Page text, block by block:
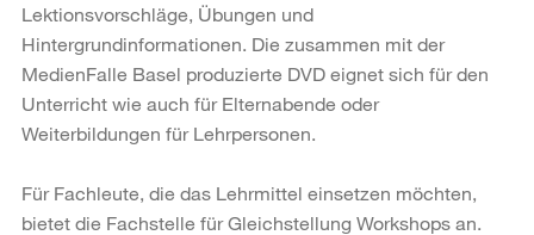
Lektionsvorschläge, Übungen und
Hintergrundinformationen. Die zusammen mit der
MedienFalle Basel produzierte DVD eignet sich für den
Unterricht wie auch für Elternabende oder
Weiterbildungen für Lehrpersonen.
Für Fachleute, die das Lehrmittel einsetzen möchten,
bietet die Fachstelle für Gleichstellung Workshops an.